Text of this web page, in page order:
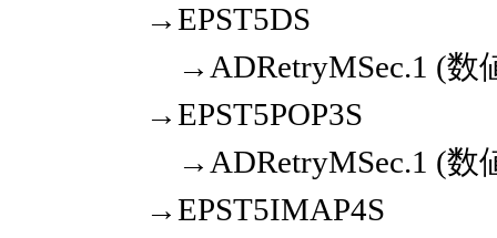
→EPST5DS
→ADRetryMSec.1 (数値)
→EPST5POP3S
→ADRetryMSec.1 (数値)
→EPST5IMAP4S